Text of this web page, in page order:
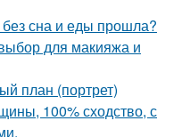
сна и еды прошла?
для макияжа и
план (портрет)
100% сходство, с